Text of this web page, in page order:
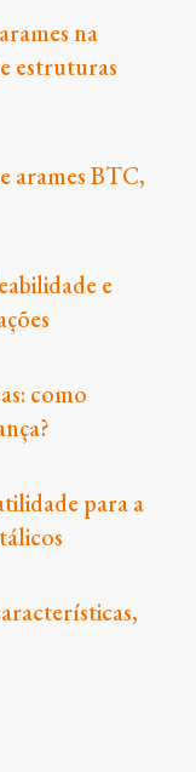
na
estruturas
arames BTC,
e
como
para a